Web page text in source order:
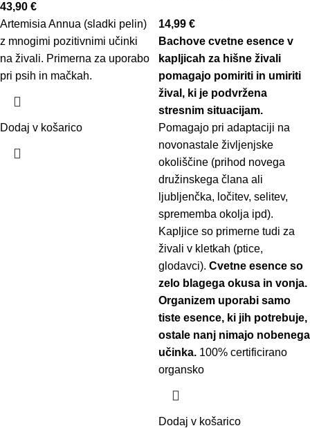
43,90 €
Artemisia Annua (sladki pelin)
z mnogimi pozitivnimi učinki
na živali. Primerna za uporabo
pri psih in mačkah.
Dodaj v košarico
14,99 €
Bachove cvetne esence v
kapljicah za hišne živali
pomagajo pomiriti in umiriti
žival, ki je podvržena
stresnim situacijam.
Pomagajo pri adaptaciji na
novonastale življenjske
okoliščine (prihod novega
družinskega člana ali
ljubljenčka, ločitev, selitev,
sprememba okolja ipd).
Kapljice so primerne tudi za
živali v kletkah (ptice,
glodavci). Cvetne esence so
zelo blagega okusa in vonja.
Organizem uporabi samo
tiste esence, ki jih potrebuje,
ostale nanj nimajo nobenega
učinka. 100% certificirano
organsko
Dodaj v košarico